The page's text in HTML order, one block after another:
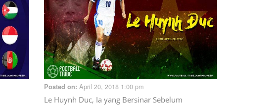
Posted on: April 20, 2018 1:00 pm
Le Huynh Duc, Ia yang Bersinar Sebelum